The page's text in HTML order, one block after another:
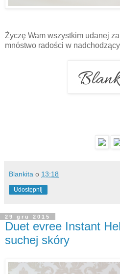
Życzę Wam wszystkim udanej
mnóstwo radości w
Blankita o 13:18
Udostępnij
29 gru 2015
Duet evree Instant
suchej skóry